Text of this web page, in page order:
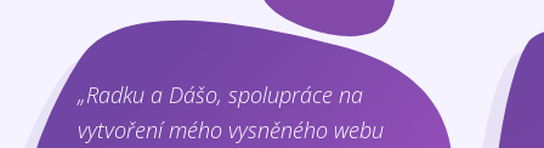
„Radku a Dášo, spolupráce na
vytvoření mého vysněného webu